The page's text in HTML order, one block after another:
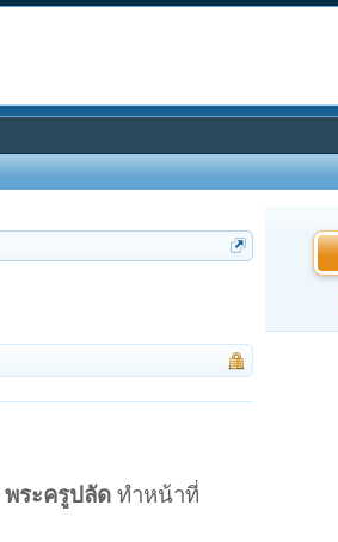
พระครูปลัด ทำหน้าที่